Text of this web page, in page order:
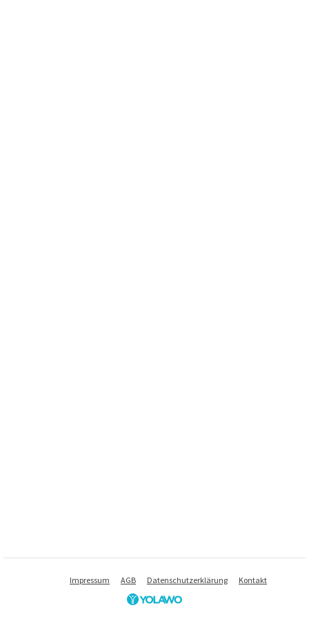
Impressum AGB Datenschutzerklärung Kontakt